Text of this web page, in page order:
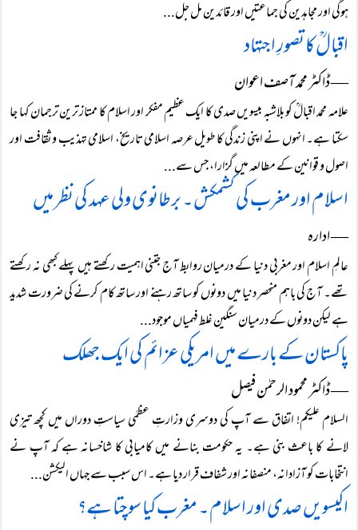
ہوگی اور مجاہدین کی جماعتیں اور قائدین مل جل...
اقبالؒ کا تصورِ اجتہاد
― ڈاکٹر محمد آصف اعوان
علامہ محمد اقبالؒ کو بلاشبہ بیسویں صدی کا ایک عظیم مفکر اور اسلام کا ممتاز ترین ترجمان کہا جا
سکتا ہے۔ انہوں نے اپنی زندگی کا طویل عرصہ اسلامی تاریخ، اسلامی تہذیب و ثقافت اور
اصول و قوانین کے مطالعہ میں گزارا، جس سے...
اسلام اور مغرب کی کشمکش ۔ برطانوی ولی عہد کی نظر میں
― ادارہ
عالمِ اسلام اور مغربی دنیا کے درمیان روابط آج جتنی اہمیت رکھتے ہیں پہلے کبھی نہ رکھتے
تھے۔ آج کی باہم منحصر دنیا میں دونوں کو ساتھ رہنے اور ساتھ کام کرنے کی ضرورت شدید
ہے لیکن دونوں کے درمیان سنگین غلط فہمیاں موجود...
پاکستان کے بارے میں امریکی عزائم کی ایک جھلک
― ڈاکٹر محمود الرحمٰن فیصل
السلام علیکم! اتفاق سے آپ کی دوسری وزارتِ عظمٰی سیاستِ دوراں میں کچھ تیزی
لانے کا باعث بنی ہے۔ یہ حکومت بنانے میں کامیابی کا شاخسانہ ہے کہ آپ نے
انتخابات کو آزادانہ، منصفانہ اور شفاف قرار دیا ہے۔ اس سبب سے جہاں الیکشن...
اکیسویں صدی اور اسلام ۔ مغرب کیا سوچتا ہے؟